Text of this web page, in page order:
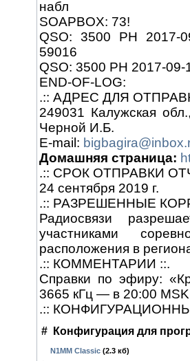
набл
SOAPBOX: 73!
QSO: 3500 PH 2017-
59016
QSO: 3500 PH 2017-
END-OF-LOG:
.:: АДРЕС ДЛЯ
249031 Калужская
Черной И.Б.
E-mail:
Домашняя страница:
.:: СРОК ОТПРАВКИ
24 сентября 2019 г.
.:: РАЗРЕШЕННЫЕ
Радиосвязи
участниками
расположения в
.:: КОММЕНТАРИИ ::.
Справки по эфиру:
3665 кГц — в 20:00 MSK
.::
# Конфигурация для
N1MM Classic (2.3 кб)